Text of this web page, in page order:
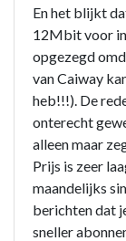
En het blijkt
12Mbit voor
opgezegd
van Caiway
heb!!!). De
onterecht
alleen maar
Prijs is zeer
maandelijks
berichten dat
sneller